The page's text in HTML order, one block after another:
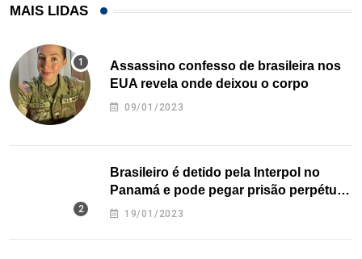
MAIS LIDAS
Assassino confesso de brasileira nos
EUA revela onde deixou o corpo
09/01/2023
Brasileiro é detido pela Interpol no
Panamá e pode pegar prisão perpétua
nos EUA
19/01/2023